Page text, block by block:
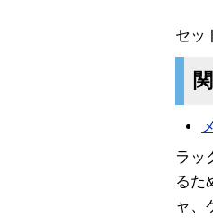
セッ
ラッ
るた
ャ、